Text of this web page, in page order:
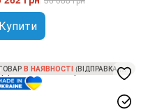
Купити
В НАЯВНОСТІ (ВІДПРАВКА ЗА 1 ДЕНЬ)